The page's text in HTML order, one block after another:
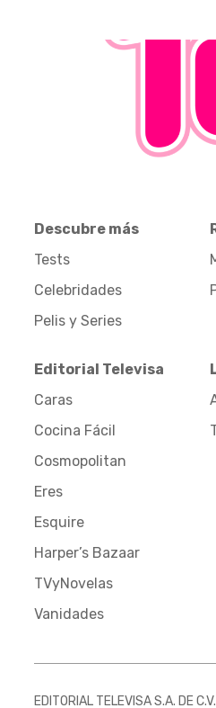
Descubre más
Tests
Celebridades
Pelis y Series
Editorial Televisa
Caras
Cocina Fácil
Cosmopolitan
Eres
Esquire
Harper’s Bazaar
TVyNovelas
Vanidades
EDITORIAL TELEVISA S.A. DE